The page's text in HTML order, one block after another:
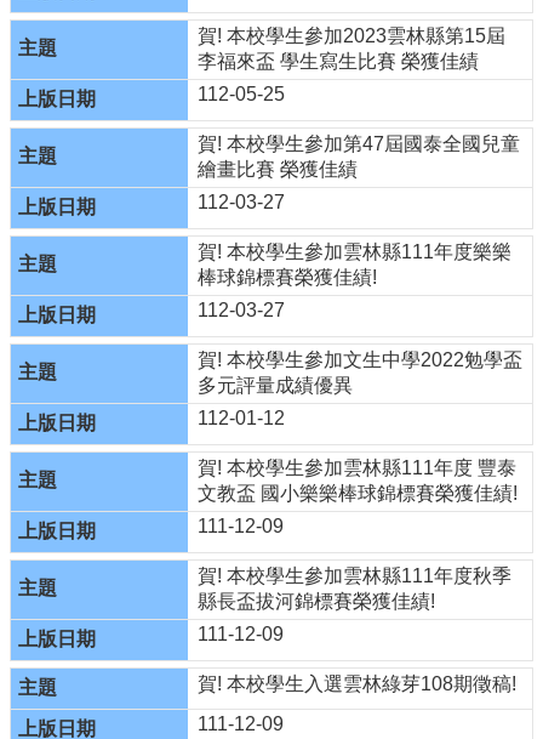
學
校
簡
介
學
校
組
織
校
逛
逛
校
務
E
化
網
相
連
網
站
資
料
開
賀! 本校學生參加2023雲林縣第15屆
李福來盃 學生寫生比賽 榮獲佳績
112-05-25
賀! 本校學生參加第47屆國泰全國兒童
繪畫比賽 榮獲佳績
112-03-27
賀! 本校學生參加雲林縣111年度樂樂
棒球錦標賽榮獲佳績!
112-03-27
賀! 本校學生參加文生中學2022勉學盃
多元評量成績優異
112-01-12
賀! 本校學生參加雲林縣111年度 豐泰
文教盃 國小樂樂棒球錦標賽榮獲佳績!
111-12-09
賀! 本校學生參加雲林縣111年度秋季
縣長盃拔河錦標賽榮獲佳績!
111-12-09
賀! 本校學生入選雲林綠芽108期徵稿!
111-12-09